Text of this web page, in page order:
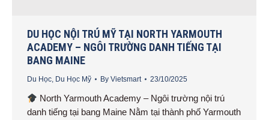
DU HỌC NỘI TRÚ MỸ TẠI NORTH YARMOUTH
ACADEMY – NGÔI TRƯỜNG DANH TIẾNG TẠI
BANG MAINE
Du Học, Du Học Mỹ By Vietsmart 23/10/2025
North Yarmouth Academy – Ngôi trường nội trú
danh tiếng tại bang Maine Nằm tại thành phố Yarmouth